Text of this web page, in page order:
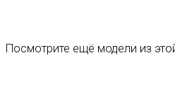
Посмотрите ещё модели из